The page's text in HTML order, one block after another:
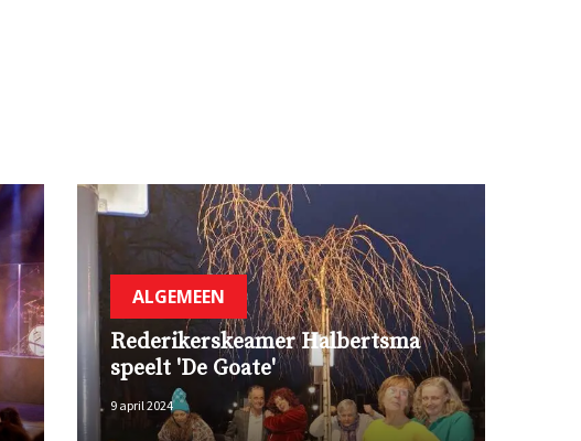
ALGEMEEN
Rederikerskeamer Halbertsma
speelt 'De Goate'
9 april 2024